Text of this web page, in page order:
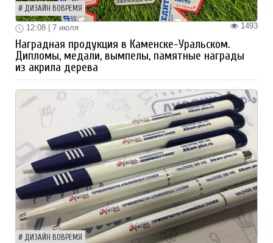
ДИЗАЙН ВОВРЕМЯ
1493
12:08 | 7 июля
Наградная продукция в Каменске-Уральском.
Дипломы, медали, вымпелы, памятные награды
из акрила дерева
ДИЗАЙН ВОВРЕМЯ